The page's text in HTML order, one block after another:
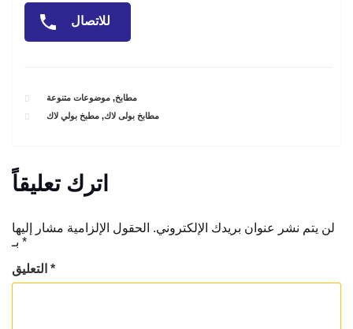
للاتصال
CATEGORIES مطابخ,موضوعات متنوعة
TAGS
مطابخ بولى لاك,مطبخ بولي لاك
اترك تعليقاً
لن يتم نشر عنوان بريدك الإلكتروني. الحقول الإلزامية مشار إليها
*
*